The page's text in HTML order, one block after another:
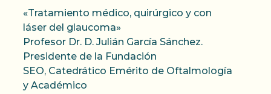
«Tratamiento médico, quirúrgico y con
láser del glaucoma»
Profesor Dr. D. Julián García Sánchez.
Presidente de la Fundación
SEO, Catedrático Emérito de Oftalmología
y Académico